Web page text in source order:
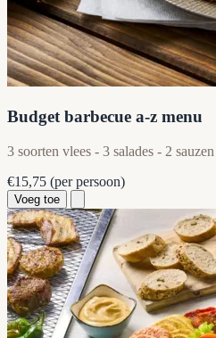
Budget barbecue a-z menu
3 soorten vlees - 3 salades - 2 sauzen
€15,75 (per persoon)
Voeg toe